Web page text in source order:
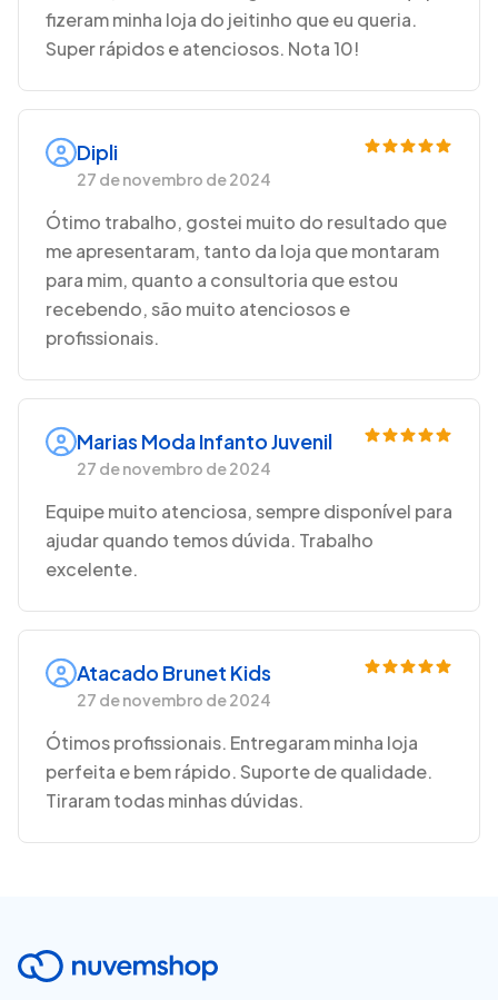
fizeram minha loja do jeitinho que eu queria.
Super rápidos e atenciosos. Nota 10!
Dipli
27 de novembro de 2024
Ótimo trabalho, gostei muito do resultado que
me apresentaram, tanto da loja que montaram
para mim, quanto a consultoria que estou
recebendo, são muito atenciosos e
profissionais.
Marias Moda Infanto Juvenil
27 de novembro de 2024
Equipe muito atenciosa, sempre disponível para
ajudar quando temos dúvida. Trabalho
excelente.
Atacado Brunet Kids
27 de novembro de 2024
Ótimos profissionais. Entregaram minha loja
perfeita e bem rápido. Suporte de qualidade.
Tiraram todas minhas dúvidas.